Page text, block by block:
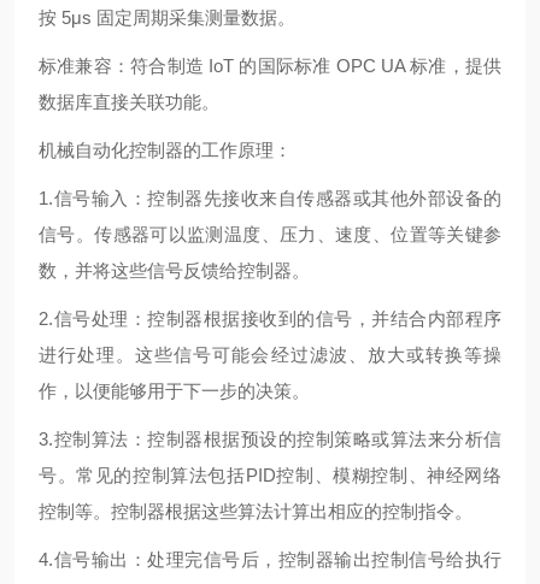
按 5μs 固定周期采集测量数据。
标准兼容：符合制造 IoT 的国际标准 OPC UA 标准，提供
数据库直接关联功能。
机械自动化控制器的工作原理：
1.信号输入：控制器先接收来自传感器或其他外部设备的
信号。传感器可以监测温度、压力、速度、位置等关键参
数，并将这些信号反馈给控制器。
2.信号处理：控制器根据接收到的信号，并结合内部程序
进行处理。这些信号可能会经过滤波、放大或转换等操
作，以便能够用于下一步的决策。
3.控制算法：控制器根据预设的控制策略或算法来分析信
号。常见的控制算法包括PID控制、模糊控制、神经网络
控制等。控制器根据这些算法计算出相应的控制指令。
4.信号输出：处理完信号后，控制器输出控制信号给执行